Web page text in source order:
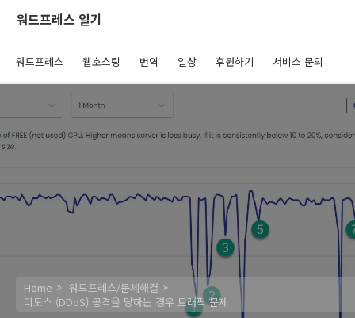
워드프레스 일기
워드프레스 웹호스팅 번역 일상 후원하기 서비스 문의
Home
워드프레스/문제해결
디도스 (DDoS) 공격을 당하는 경우 트래픽 문제